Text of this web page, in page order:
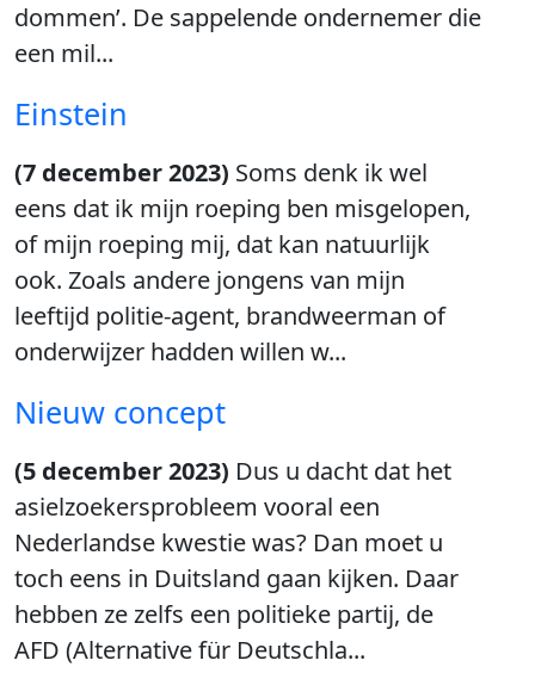
dommen’. De sappelende ondernemer die
een mil...
Einstein
(7 december 2023) Soms denk ik wel
eens dat ik mijn roeping ben misgelopen,
of mijn roeping mij, dat kan natuurlijk
ook. Zoals andere jongens van mijn
leeftijd politie-agent, brandweerman of
onderwijzer hadden willen w...
Nieuw concept
(5 december 2023) Dus u dacht dat het
asielzoekersprobleem vooral een
Nederlandse kwestie was? Dan moet u
toch eens in Duitsland gaan kijken. Daar
hebben ze zelfs een politieke partij, de
AFD (Alternative für Deutschla...